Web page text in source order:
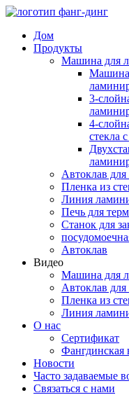
Дом
Продукты
Машина для
Машина
3-
4-
стекла
Автоклав
Пленка из
Линия
Печь для
Станок для
Автоклав
Видео
Машина для
Автоклав
Пленка из
Линия
О нас
Сертификат
Фангдинская
Новости
Часто задаваемые
Связаться с нами